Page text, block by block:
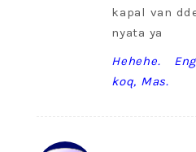
kapal van
nyata ya
Hehehe.
koq, Mas.